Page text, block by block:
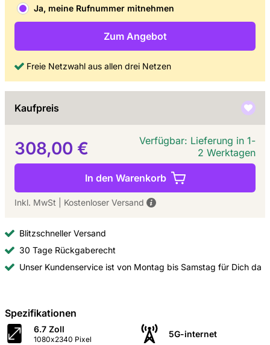
Ja, meine Rufnummer mitnehmen
Zum Angebot
Freie Netzwahl aus allen drei Netzen
Kaufpreis
308,00 €
Verfügbar: Lieferung in 1-
2 Werktagen
In den Warenkorb
Inkl. MwSt Kostenloser Versand
Blitzschneller Versand
30 Tage Rückgaberecht
Unser Kundenservice ist von Montag bis Samstag für Dich da
Spezifikationen
6.7 Zoll
1080x2340 Pixel
5G-internet